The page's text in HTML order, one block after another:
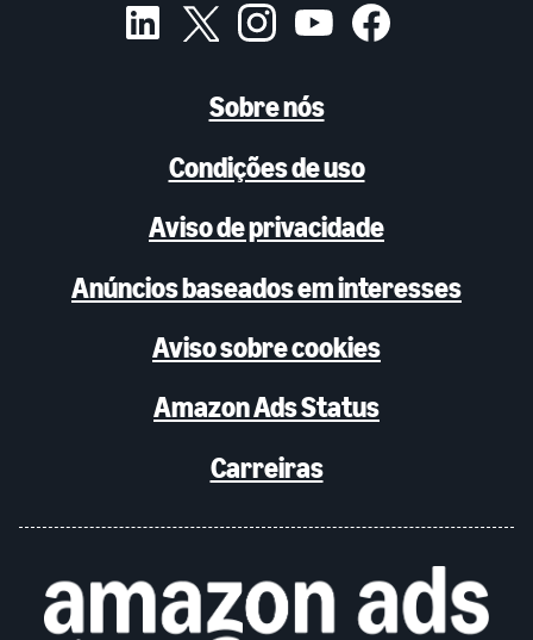
Sobre nós
Condições de uso
Aviso de privacidade
Anúncios baseados em interesses
Aviso sobre cookies
Amazon Ads Status
Carreiras